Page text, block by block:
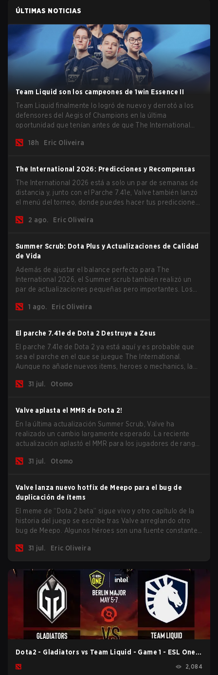
ÚLTIMAS NOTICIAS
Team Liquid son los campeones de 1win Essence II
Team Liquid finalmente lo logró de nuevo y derrotó a los
defensores del Aegis of Champions en la última
oportunidad que tenían antes de que The International
oportunidad de gloria eterna.
18h Eric Oliveira
The International 2026: Predicciones y Recompensas
The International 2026 está a solo un par de semanas de
distancia y, junto con el Parche 7.41e, Valve también lanzó
el menú del torneo, donde puedes hacer tus predicciones
este año.
2 ago. Eric Oliveira
Summer Scrub: Dota Plus y Actualizaciones de Calidad
de Vida
Además de ajustar el balance perfecto para The
International 2026, el Summer scrub también realizó un
par de actualizaciones pequeñas pero importantes. Los
de desglose post-partida y ahora todos los jugadores
1 ago. Eric Oliveira
El parche 7.41e de Dota 2 Destruye a Zeus
El parche 7.41e de Dota 2 ya está aquí y es probable que
sea el parche en el que se juegue The International.
Aunque no añade nuevos items, heroes o mechanics, la
los mayores problemas del juego.
31 jul. Otomo
Valve aplasta el MMR de Dota 2!
En la última actualización Summer Scrub, Valve ha
realizado un cambio largamente esperado. La reciente
actualización aplastó el MMR para los jugadores de rango
31 jul.
Otomo
Valve lanza nuevo hotfix de Meepo para el bug de
duplicación de ítems
El meme de “Dota 2 beta” sigue vivo y otro capítulo de la
historia del juego se escribe tras Valve arreglando otro
bug de Meepo. Algunos héroes son una fuente constante
son los más afectados por estos problemas.
31 jul. Eric Oliveira
Dota2 - Gladiators vs Team Liquid - Game 1 - ESL One
2,084